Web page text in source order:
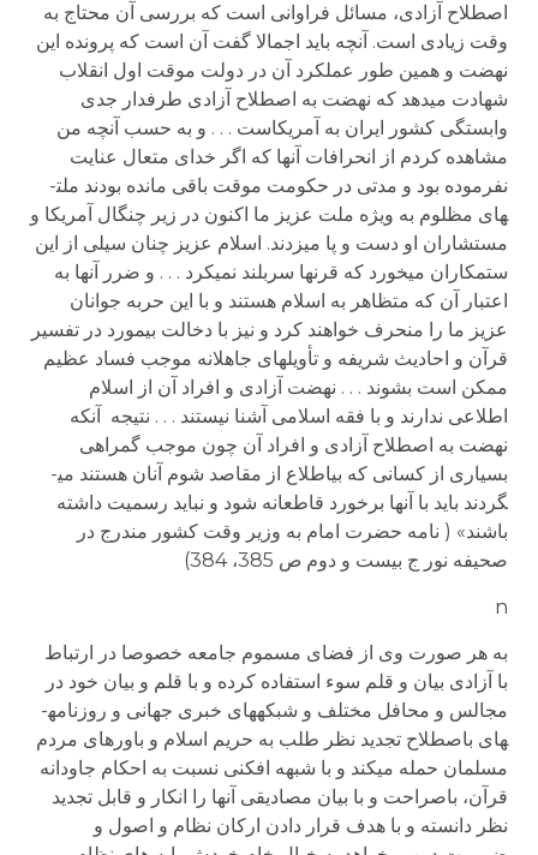
اصطلاح آزادی، مسائل فراوانی است که بررسی آن محتاج به
وقت زیادی است. آنچه باید اجمالا گفت آن است که پرونده این
نهضت و همین طور عملکرد آن در دولت موقت اول انقلاب
شهادت می­دهد که نهضت به اصطلاح آزادی طرفدار جدی
وابستگی کشور ایران به آمریکاست . . . و به حسب آنچه من
مشاهده کردم از انحرافات آنها که اگر خدای متعال عنایت
نفرموده بود و مدتی در حکومت موقت باقی مانده بودند ملت­
های مظلوم به ویژه ملت عزیز ما اکنون در زیر چنگال آمریکا و
مستشاران او دست و پا می­زدند. اسلام عزیز چنان سیلی از این
ستمکاران می­خورد که قرن­ها سربلند نمی­کرد . . . و ضرر آنها به
اعتبار آن که متظاهر به اسلام هستند و با این حربه جوانان
عزیز ما را منحرف خواهند کرد و نیز با دخالت بی­مورد در تفسیر
قرآن و احادیث شریفه و تأویل­های جاهلانه موجب فساد عظیم
ممکن است بشوند . . . نهضت آزادی و افراد آن از اسلام
اطلاعی ندارند و با فقه اسلامی آشنا نیستند . . . نتیجه آنکه
نهضت به اصطلاح آزادی و افراد آن چون موجب گمراهی
بسیاری از کسانی که بی­اطلاع از مقاصد شوم آنان هستند می­
گردند باید با آنها برخورد قاطعانه شود و نباید رسمیت داشته
باشند» ( نامه حضرت امام به وزیر وقت کشور مندرج در
صحیفه نور ج بیست و دوم ص 385، 384)
n
به­ هر صورت وی از فضای مسموم جامعه خصوصا در ارتباط
با آزادی بیان و قلم سوء استفاده کرده و با قلم و بیان خود در
مجالس و محافل مختلف و شبکه­های خبری جهانی و روزنامه­
های باصطلاح تجدید نظر طلب به حریم اسلام و باورهای مردم
مسلمان حمله می­کند و با شبهه افکنی نسبت به احکام جاودانه
قرآن، باصراحت و با بیان مصادیقی آنها را انکار و قابل تجدید
نظر دانسته و با هدف قرار دادن ارکان نظام و اصول و